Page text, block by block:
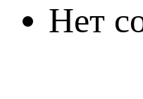
Нет